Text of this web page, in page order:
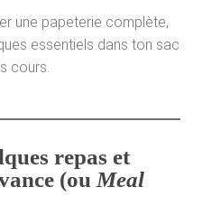
une papeterie complète,
essentiels dans ton sac
cours.
repas et
(ou Meal